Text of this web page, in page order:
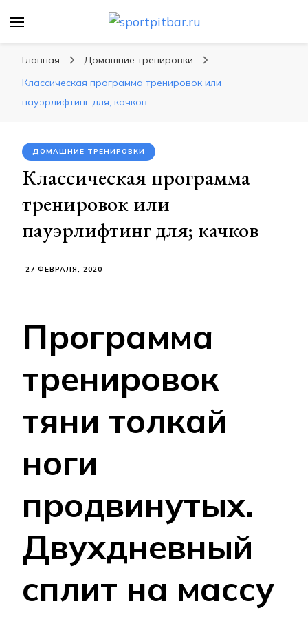
спортивных упражнения, правильные
диеты, программы тренировок
Главная
Домашние тренировки
Классическая программа тренировок или
пауэрлифтинг для; качков
ДОМАШНИЕ ТРЕНИРОВКИ
Классическая программа
тренировок или
пауэрлифтинг для; качков
27 ФЕВРАЛЯ, 2020
Программа
тренировок
тяни толкай
ноги
продвинутых.
Двухдневный
сплит на массу